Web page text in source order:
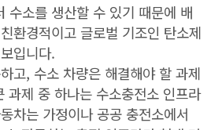
수소를 생산할 수 있기 때문에 배
환경적이고 글로벌 기조인 탄소제
입니다.
고, 수소 차량은 해결해야 할 과제
과제 중 하나는 수소충전소 인프라
차는 가정이나 공공 충전소에서